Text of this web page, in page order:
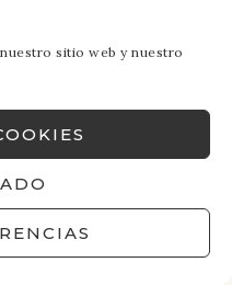
sitio web y nuestro